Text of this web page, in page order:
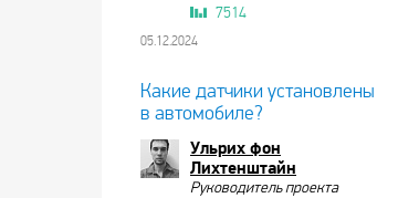
7514
05.12.2024
Какие датчики установлены
в автомобиле?
Ульрих фон
Лихтенштайн
Руководитель проекта